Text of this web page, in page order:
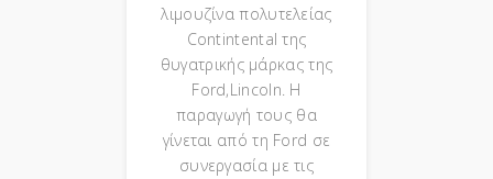
λιμουζίνα πολυτελείας
Contintental της
θυγατρικής μάρκας της
Ford,Lincoln. H
παραγωγή τους θα
γίνεται από τη Ford σε
συνεργασία με τις